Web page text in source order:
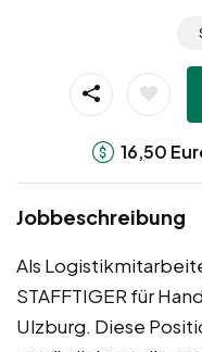
16,50
Jobbeschreibung
Als
STAFFTIGER für
Ulzburg. Diese